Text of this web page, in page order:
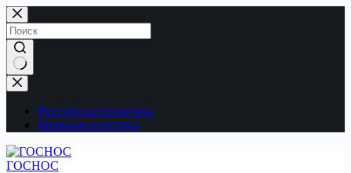
Перейти
к
сути
Ничего
не
найденоРоссийская политика
Мировая политика
ГОСНОС